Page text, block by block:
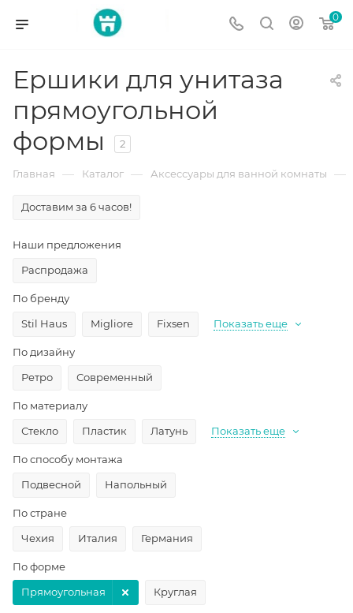
0
Ершики для унитаза
прямоугольной
формы
2
Главная — Каталог — Аксессуары для ванной комнаты —
Доставим за 6 часов!
Наши предложения
Распродажа
По бренду
Stil Haus
Migliore Fixsen Показать еще
По дизайну
Ретро
Современный
По материалу
Стекло
Пластик Латунь Показать еще
По способу монтажа
Подвесной
Напольный
По стране
Чехия
Италия Германия
По форме
Прямоугольная
Круглая